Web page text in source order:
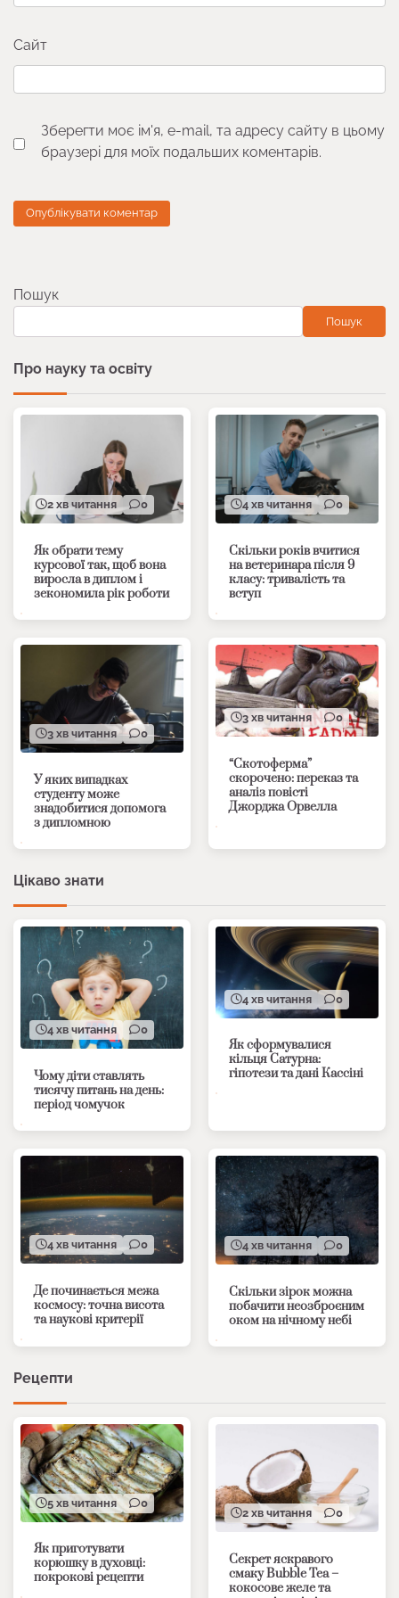
Сайт
Зберегти моє ім'я, e-mail, та адресу сайту в цьому
браузері для моїх подальших коментарів.
Пошук
Пошук
Про науку та освіту
2 хв читання 0
Як обрати тему
курсової так, щоб вона
виросла в диплом і
зекономила рік роботи
4 хв читання 0
Скільки років вчитися
на ветеринара після 9
класу: тривалість та
вступ
3 хв читання 0
У яких випадках
студенту може
знадобитися допомога
з дипломною
3 хв читання 0
“Скотоферма”
скорочено: переказ та
аналіз повісті
Джорджа Орвелла
Цікаво знати
4 хв читання 0
Чому діти ставлять
тисячу питань на день:
період чомучок
4 хв читання 0
Як сформувалися
кільця Сатурна:
гіпотези та дані Кассіні
4 хв читання 0
Де починається межа
космосу: точна висота
та наукові критерії
4 хв читання 0
Скільки зірок можна
побачити неозброєним
оком на нічному небі
Рецепти
5 хв читання 0
Як приготувати
корюшку в духовці:
покрокові рецепти
2 хв читання 0
Секрет яскравого
смаку Bubble Tea –
кокосове желе та